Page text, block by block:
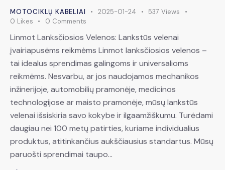
MOTOCIKLŲ KABELIAI 2025-01-24 537 Views
0 Likes 0 Comments
Linmot Lanksčiosios Velenos: Lankstūs velenai
įvairiapusėms reikmėms Linmot lanksčiosios velenos –
tai idealus sprendimas galingoms ir universalioms
reikmėms. Nesvarbu, ar jos naudojamos mechanikos
inžinerijoje, automobilių pramonėje, medicinos
technologijose ar maisto pramonėje, mūsų lankstūs
velenai išsiskiria savo kokybe ir ilgaamžiškumu. Turėdami
daugiau nei 100 metų patirties, kuriame individualius
produktus, atitinkančius aukščiausius standartus. Mūsų
paruošti sprendimai taupo…